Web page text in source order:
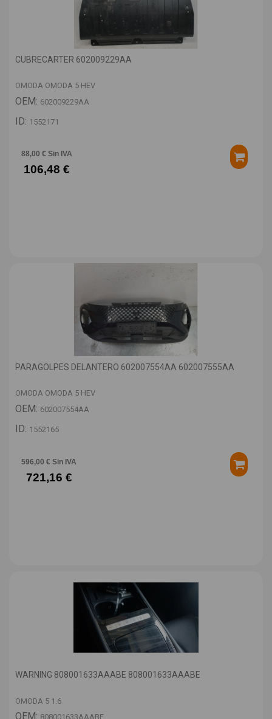
CUBRECARTER 602009229AA
OMODA OMODA 5 HEV
OEM: 602009229AA
ID: 1552171
88,00 € Sin IVA
106,48 €
PARAGOLPES DELANTERO 602007554AA 602007555AA
OMODA OMODA 5 HEV
OEM: 602007554AA
ID: 1552165
596,00 € Sin IVA
721,16 €
WARNING 808001633AAABE 808001633AAABE
OMODA 5 1.6
OEM: 808001633AAABE